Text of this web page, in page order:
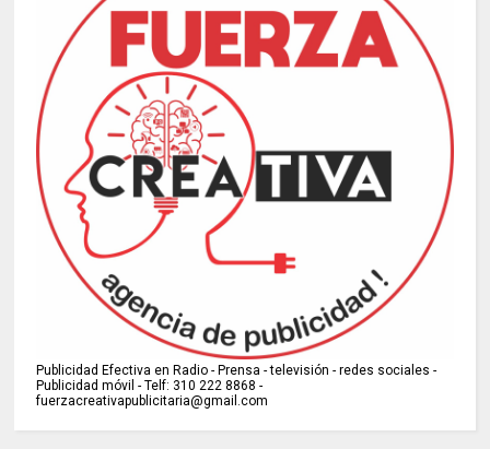
Publicidad Efectiva en Radio - Prensa - televisión - redes sociales -
Publicidad móvil - Telf: 310 222 8868 -
fuerzacreativapublicitaria@gmail.com